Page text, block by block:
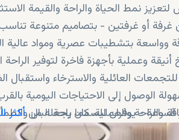
نمط الحياة والراحة والقيمة
أو غرفتين - بتصاميم متنوعة تناسب
بتشطيبات عصرية ومواد عالية
وعملية بأجهزة فاخرة لتوفير الراحة
العائلية والاسترخاء واستقبال
الوصول إلى الاحتياجات اليومية
- يوفران للسكان راحة البال
خارجية مُنسقة، وممرات
والراحة والعملية، مما يجعله منأكثر